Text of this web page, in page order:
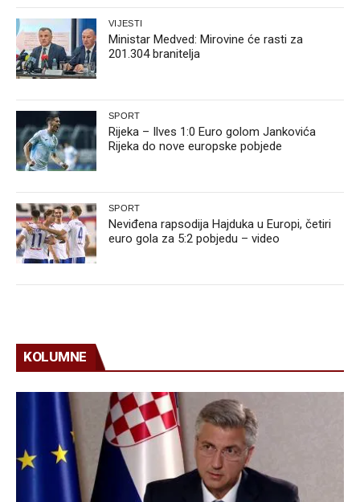
VIJESTI
Ministar Medved: Mirovine će rasti za
201.304 branitelja
SPORT
Rijeka – Ilves 1:0 Euro golom Jankovića
Rijeka do nove europske pobjede
SPORT
Neviđena rapsodija Hajduka u Europi, četiri
euro gola za 5:2 pobjedu – video
KOLUMNE